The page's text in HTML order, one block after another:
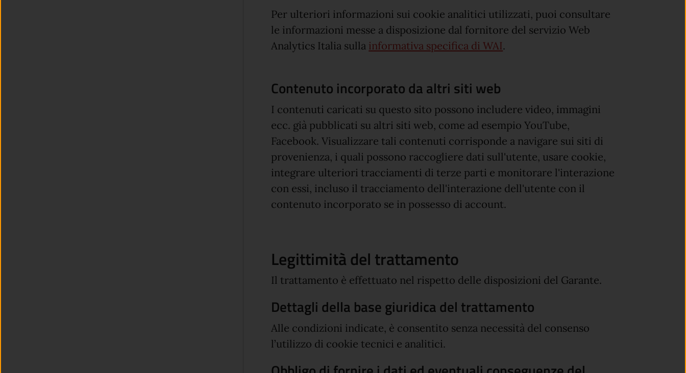
Per ulteriori informazioni sui cookie analitici utilizzati, puoi consultare
le informazioni messe a disposizione dal fornitore del servizio Web
Analytics Italia sulla informativa specifica di WAI(apre in un'altra scheda).
.
Contenuto incorporato da altri siti web
I contenuti caricati su questo sito possono includere video, immagini
ecc. già pubblicati su altri siti web, come ad esempio YouTube,
Facebook. Visualizzare tali contenuti corrisponde a navigare sui siti di
provenienza, i quali possono raccogliere dati sull'utente, usare cookie,
integrare ulteriori tracciamenti di terze parti e monitorare l'interazione
con essi, incluso il tracciamento dell'interazione dell'utente con il
contenuto incorporato se in possesso di account.
Legittimità del trattamento
Il trattamento è effettuato nel rispetto delle disposizioni del Garante.
Dettagli della base giuridica del trattamento
Alle condizioni indicate, è consentito senza necessità del consenso
l’utilizzo di cookie tecnici e analitici.